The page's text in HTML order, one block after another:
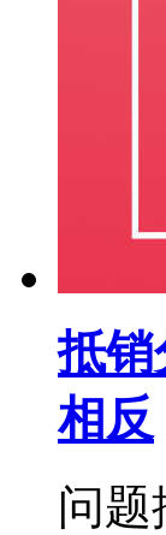
抵销
相反
问题